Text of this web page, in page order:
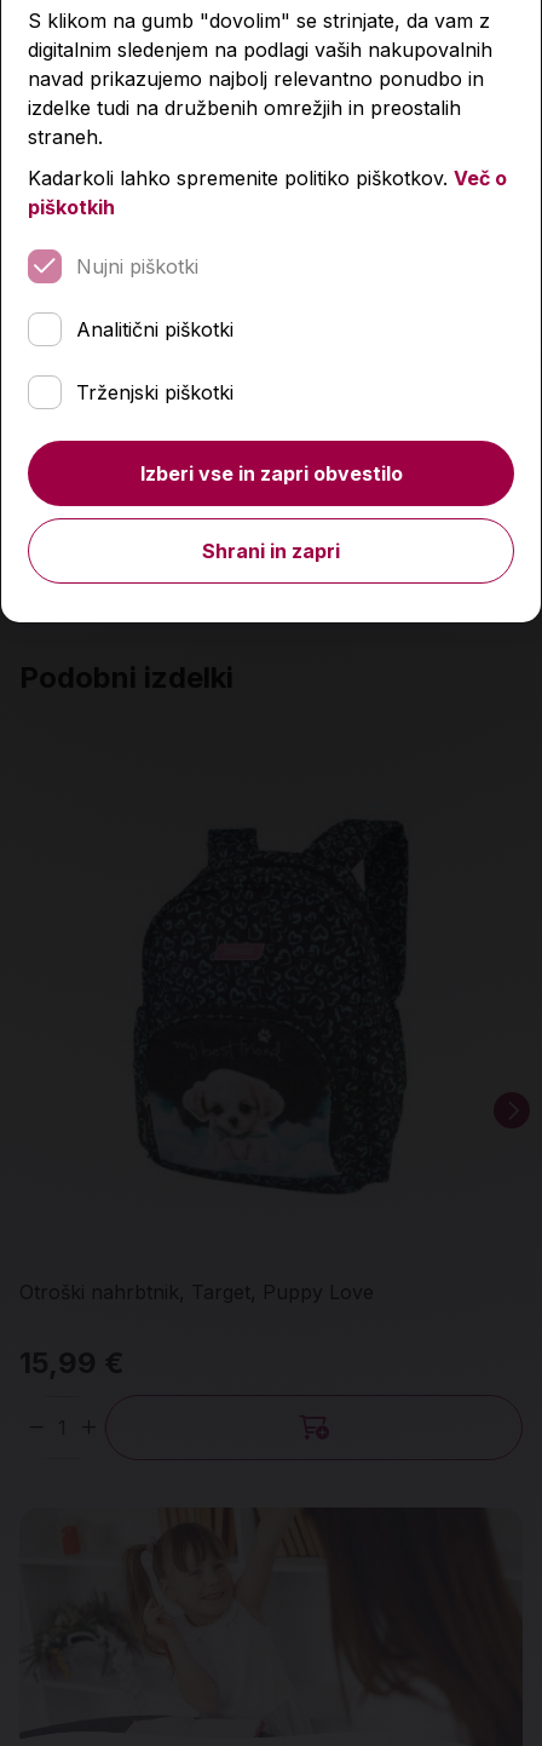
Polna peresnica, Street, Magic
14,99 €
Izdelka trenutno ni na zalogi.Preverite zalogo v
Podobni izdelki
Otroški nahrbtnik, Target, Puppy Love
15,99 €
Količina
S klikom na gumb "dovolim" se strinjate, da vam z
digitalnim sledenjem na podlagi vaših nakupovalnih
navad prikazujemo najbolj relevantno ponudbo in
izdelke tudi na družbenih omrežjih in preostalih
straneh.
Kadarkoli lahko spremenite politiko piškotkov. Več o
piškotkih
Nujni piškotki
Analitični piškotki
Trženjski piškotki
Izberi vse in zapri obvestilo
Shrani in zapri